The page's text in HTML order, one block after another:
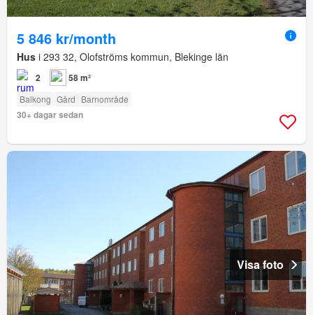
5 846 kr/month
Hus i 293 32, Olofströms kommun, Blekinge län
2 58 m²
Balkong Gård Barnområde
30+ dagar sedan
Visa foto